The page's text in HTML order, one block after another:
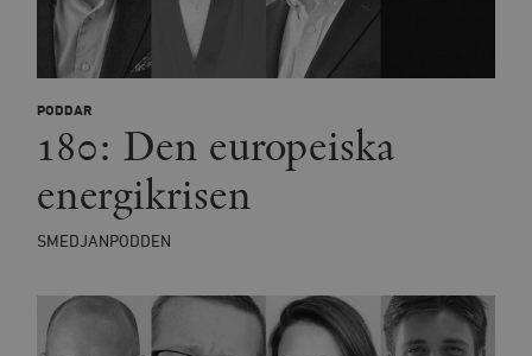
PODDAR
180: Den europeiska
energikrisen
SMEDJANPODDEN